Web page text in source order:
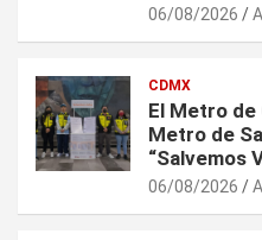
06/08/2026
CDMX
El Metro de
Metro de
“Salvemos
06/08/2026